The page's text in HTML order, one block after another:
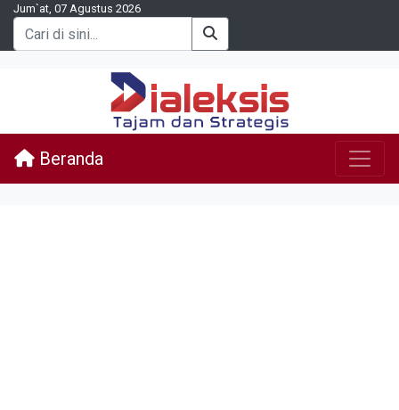
Jum`at, 07 Agustus 2026
Beranda